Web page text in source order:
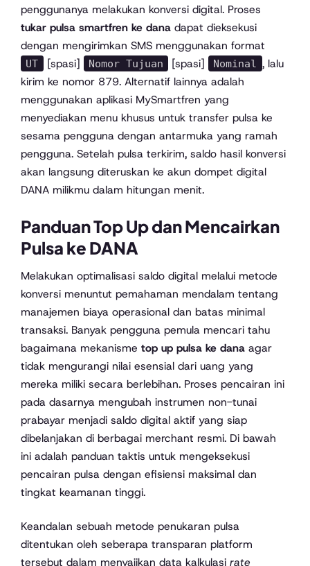
penggunanya melakukan konversi digital. Proses
tukar pulsa smartfren ke dana dapat dieksekusi
dengan mengirimkan SMS menggunakan format
UT [spasi] Nomor Tujuan [spasi] Nominal
, lalu
kirim ke nomor 879. Alternatif lainnya adalah
menggunakan aplikasi MySmartfren yang
menyediakan menu khusus untuk transfer pulsa ke
sesama pengguna dengan antarmuka yang ramah
pengguna. Setelah pulsa terkirim, saldo hasil konversi
akan langsung diteruskan ke akun dompet digital
DANA milikmu dalam hitungan menit.
Panduan Top Up dan Mencairkan
Pulsa ke DANA
Melakukan optimalisasi saldo digital melalui metode
konversi menuntut pemahaman mendalam tentang
manajemen biaya operasional dan batas minimal
transaksi. Banyak pengguna pemula mencari tahu
bagaimana mekanisme top up pulsa ke dana agar
tidak mengurangi nilai esensial dari uang yang
mereka miliki secara berlebihan. Proses pencairan ini
pada dasarnya mengubah instrumen non-tunai
prabayar menjadi saldo digital aktif yang siap
dibelanjakan di berbagai merchant resmi. Di bawah
ini adalah panduan taktis untuk mengeksekusi
pencairan pulsa dengan efisiensi maksimal dan
tingkat keamanan tinggi.
Keandalan sebuah metode penukaran pulsa
ditentukan oleh seberapa transparan platform
tersebut dalam menyajikan data kalkulasi rate